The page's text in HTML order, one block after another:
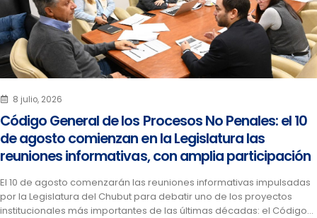
8 julio, 2026
Código General de los Procesos No Penales: el 10
de agosto comienzan en la Legislatura las
reuniones informativas, con amplia participación
El 10 de agosto comenzarán las reuniones informativas impulsadas
por la Legislatura del Chubut para debatir uno de los proyectos
institucionales más importantes de las últimas décadas: el Código...